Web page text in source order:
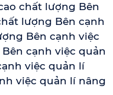
chất lượng Bên
lượng Bên cạnh
Bên cạnh việc
cạnh việc quản
việc quản lí
việc quản lí nâng